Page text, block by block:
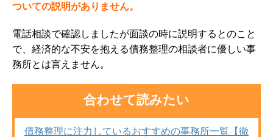
ついての説明がありません。
電話相談で確認しましたが面談の時に説明するとのこと
で、経済的な不安を抱える債務整理の相談者に優しい事
務所とは言えません。
合わせて読みたい
債務整理に注力しているおすすめの事務所一覧【徹